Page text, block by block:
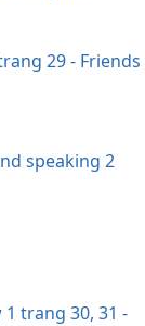
29 - Friends
speaking 2
trang 30, 31 -